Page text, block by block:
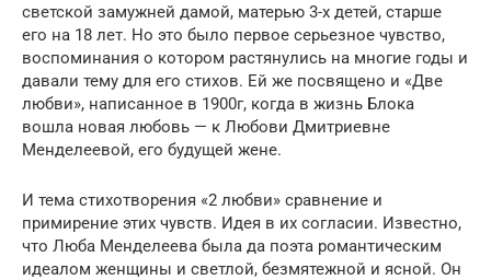
светской замужней дамой, матерью 3-х детей, старше
его на 18 лет. Но это было первое серьезное чувство,
воспоминания о котором растянулись на многие годы и
давали тему для его стихов. Ей же посвящено и «Две
любви», написанное в 1900г, когда в жизнь Блока
вошла новая любовь — к Любови Дмитриевне
Менделеевой, его будущей жене.
И тема стихотворения «2 любви» сравнение и
примирение этих чувств. Идея в их согласии. Известно,
что Люба Менделеева была да поэта романтическим
идеалом женщины и светлой, безмятежной и ясной. Он